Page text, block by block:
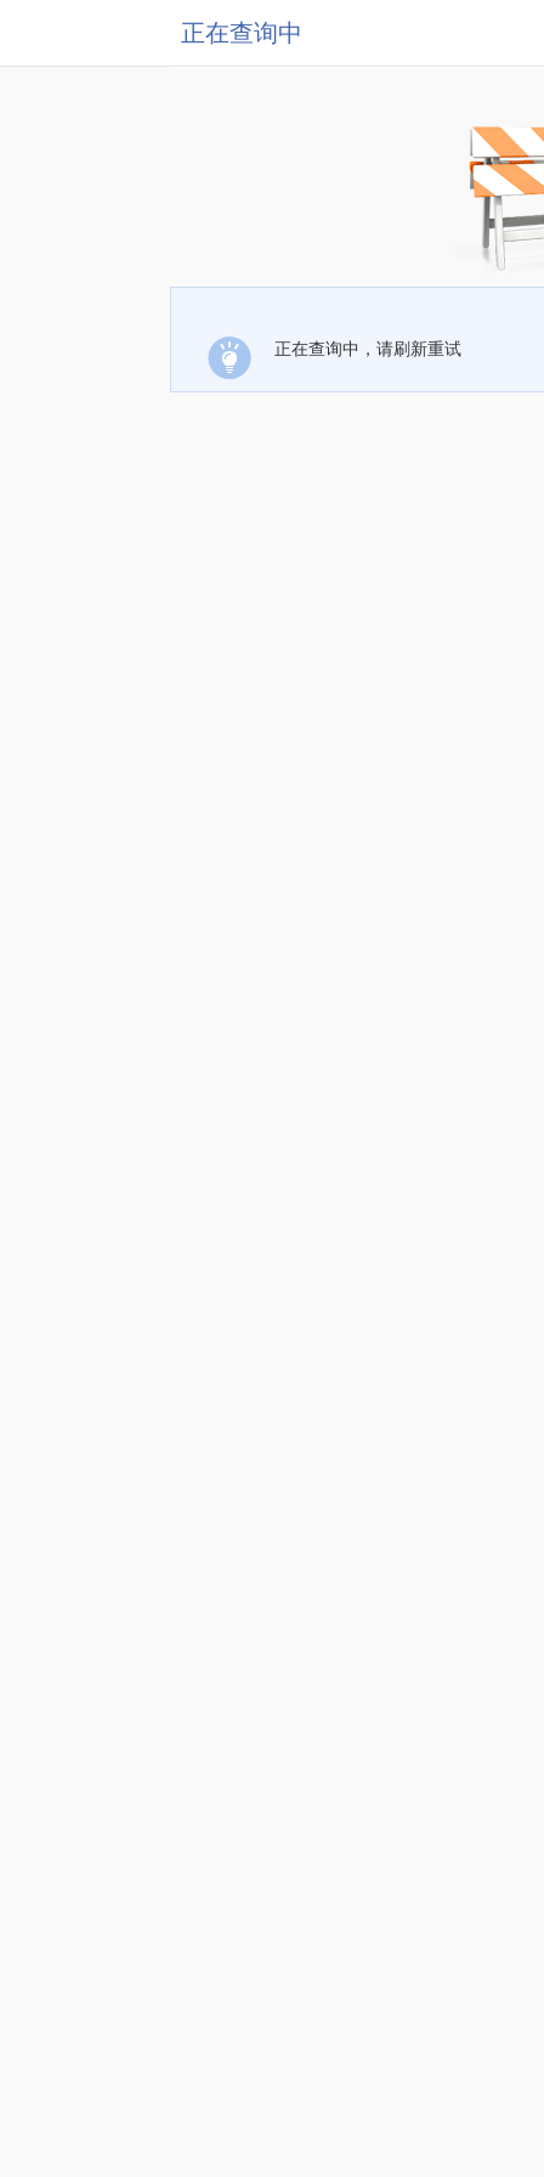
正在查询中
正在查询中，请刷新重试